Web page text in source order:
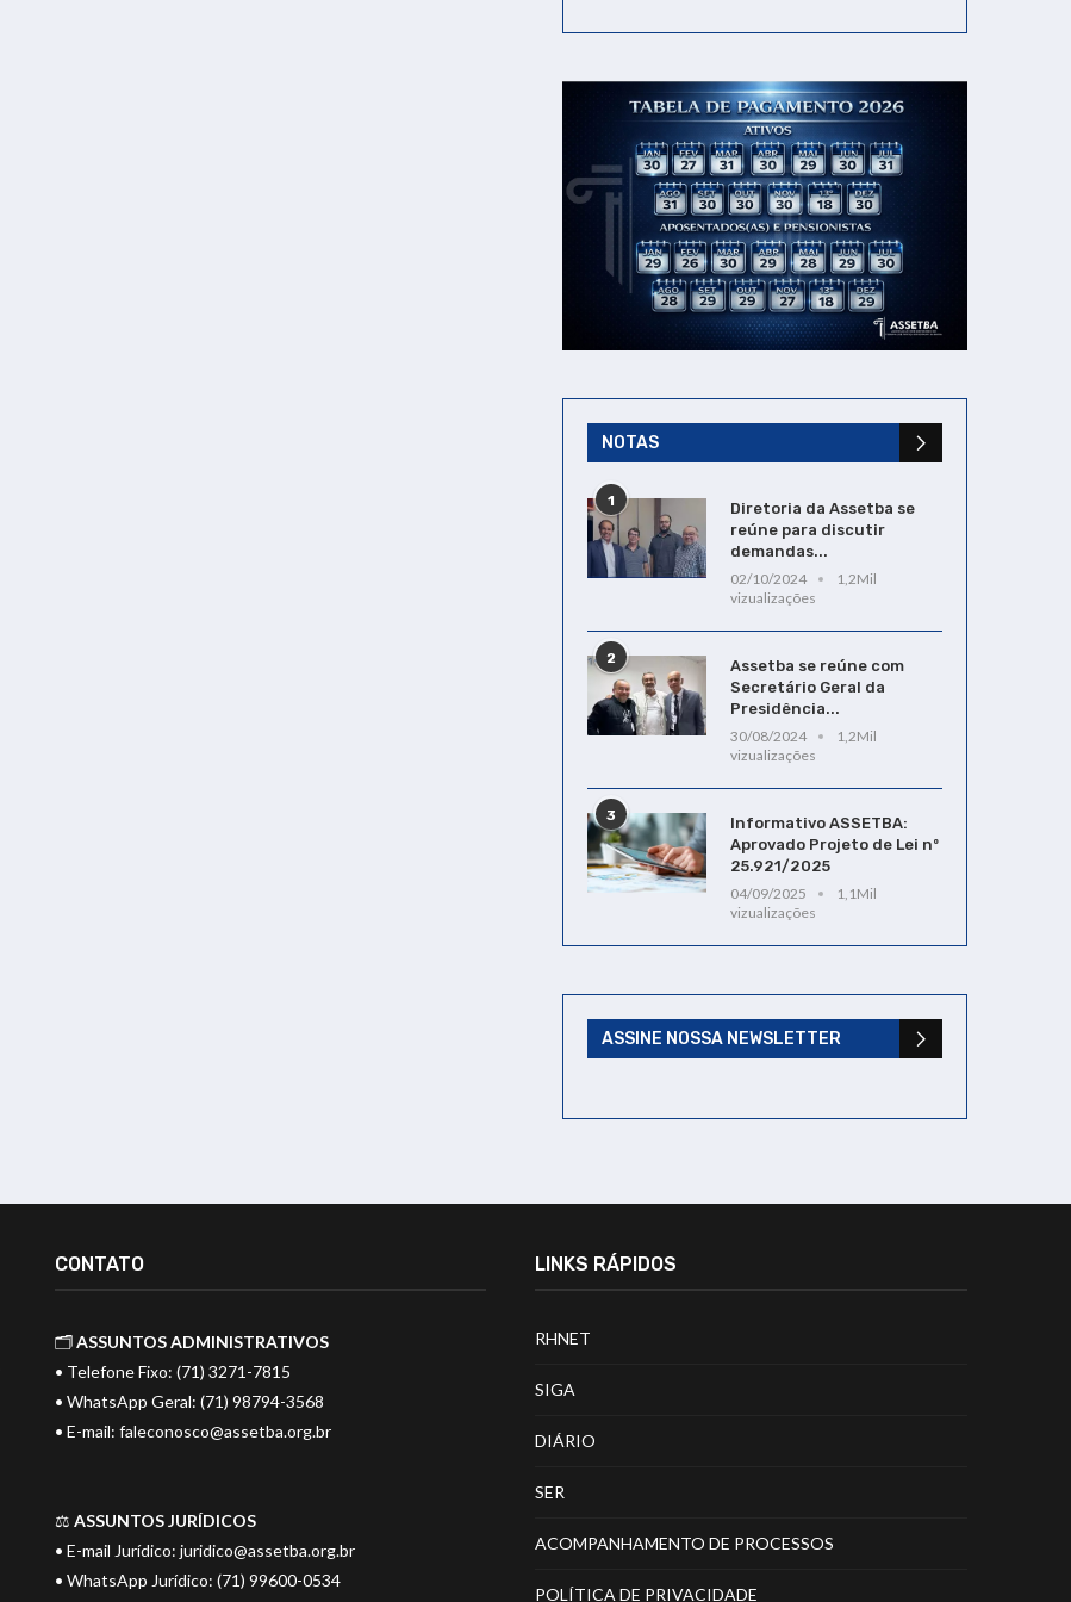
NOTAS
1
Diretoria da Assetba se
reúne para discutir
demandas...
02/10/2024
1,2Mil
vizualizações
2
Assetba se reúne com
Secretário Geral da
Presidência...
30/08/2024
1,2Mil
vizualizações
3
Informativo ASSETBA:
Aprovado Projeto de Lei nº
25.921/2025
04/09/2025
1,1Mil
vizualizações
ASSINE NOSSA NEWSLETTER
CONTATO
🗂️ASSUNTOS ADMINISTRATIVOS
• Telefone Fixo: (71) 3271-7815
• WhatsApp Geral: (71) 98794-3568
• E-mail: faleconosco@assetba.org.br
⚖️ ASSUNTOS JURÍDICOS
• E-mail Jurídico: juridico@assetba.org.br
• WhatsApp Jurídico: (71) 99600-0534
LINKS RÁPIDOS
RHNET
SIGA
DIÁRIO
SER
ACOMPANHAMENTO DE PROCESSOS
POLÍTICA DE PRIVACIDADE